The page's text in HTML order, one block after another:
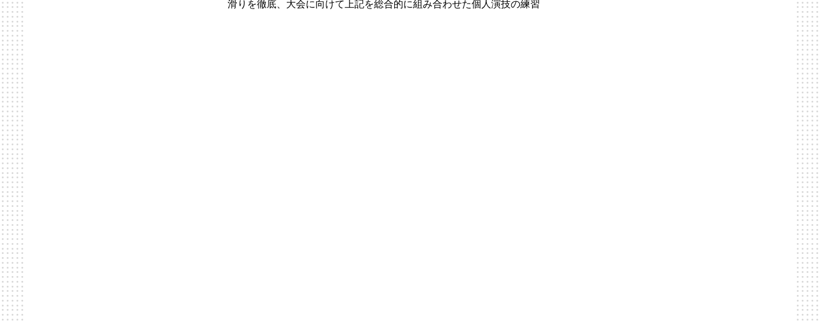
滑りを徹底、大会に向けて上記を総合的に組み合わせた個人演技の練習